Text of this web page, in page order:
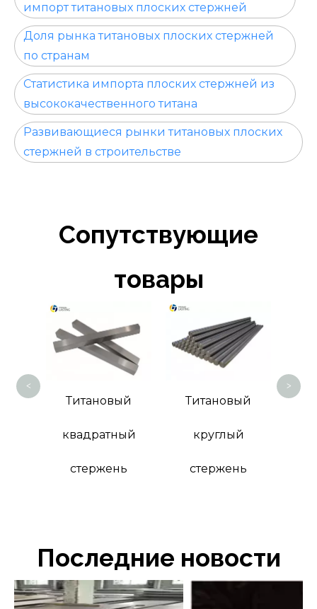
импорт титановых плоских стержней
Доля рынка титановых плоских стержней
по странам
Статистика импорта плоских стержней из
высококачественного титана
Развивающиеся рынки титановых плоских
стержней в строительстве
Сопутствующие
товары
Титановый
квадратный
стержень
Титановый
круглый
стержень
< >
Последние новости